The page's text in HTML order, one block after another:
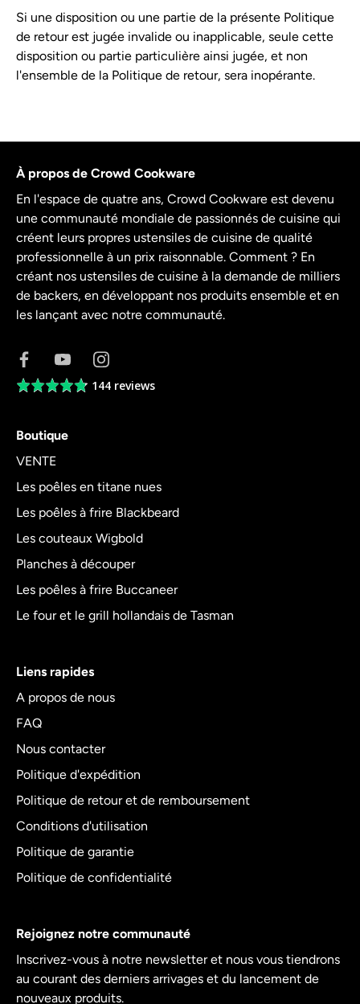
Si une disposition ou une partie de la présente Politique
de retour est jugée invalide ou inapplicable, seule cette
disposition ou partie particulière ainsi jugée, et non
l'ensemble de la Politique de retour, sera inopérante.
À propos de Crowd Cookware
En l'espace de quatre ans, Crowd Cookware est devenu
une communauté mondiale de passionnés de cuisine qui
créent leurs propres ustensiles de cuisine de qualité
professionnelle à un prix raisonnable. Comment ? En
créant nos ustensiles de cuisine à la demande de milliers
de backers, en développant nos produits ensemble et en
les lançant avec notre communauté.
Average
out
of
144 reviews
Boutique
VENTE
Les poêles en titane nues
Les poêles à frire Blackbeard
Les couteaux Wigbold
Planches à découper
Les poêles à frire Buccaneer
Le four et le grill hollandais de Tasman
Liens rapides
A propos de nous
FAQ
Nous contacter
Politique d'expédition
Politique de retour et de remboursement
Conditions d'utilisation
Politique de garantie
Politique de confidentialité
Rejoignez notre communauté
Inscrivez-vous à notre newsletter et nous vous tiendrons
au courant des derniers arrivages et du lancement de
nouveaux produits.